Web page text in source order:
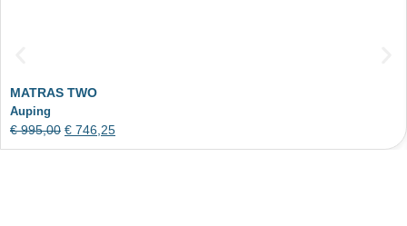
MATRAS TWO
Auping
€995,00 € 746,25